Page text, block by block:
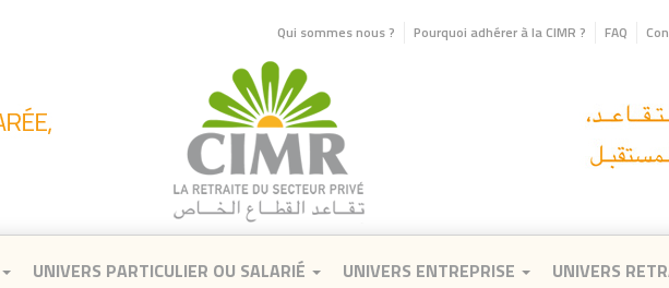
Qui sommes nous ? Pourquoi adhérer à la CIMR ? FAQ
UNIVERS PARTICULIER OU SALARIÉ UNIVERS ENTREPRISE UNIVERS